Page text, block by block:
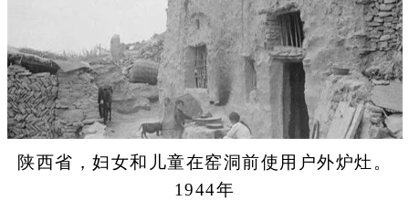
陕西省，妇女和儿童在窑洞前使用户外炉灶。
1944年